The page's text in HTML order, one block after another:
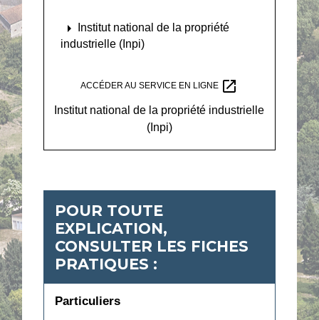
arrow_right
Institut national de la propriété
industrielle (Inpi)
ACCÉDER AU SERVICE EN LIGNE open_in_new
Institut national de la propriété industrielle
(Inpi)
POUR TOUTE
EXPLICATION,
CONSULTER LES FICHES
PRATIQUES :
Particuliers